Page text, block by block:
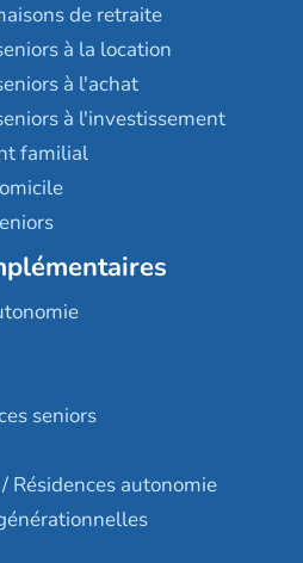
de retraite
à la location
à l'achat
à l'investissement
familial
seniors
Résidences autonomie